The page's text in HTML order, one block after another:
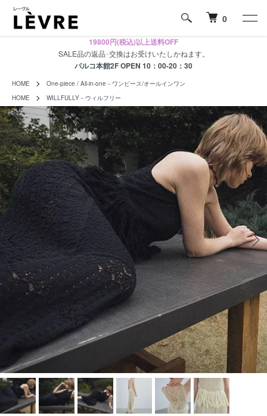
0
19800円(税込)以上送料OFF
SALE品の返品･交換はお受けいたしかねます。
パルコ本館2F OPEN 10：00-20：30
HOME
One-piece / All-in-one－ワンピース/オールインワン
HOME
WILLFULLY－ウィルフリー